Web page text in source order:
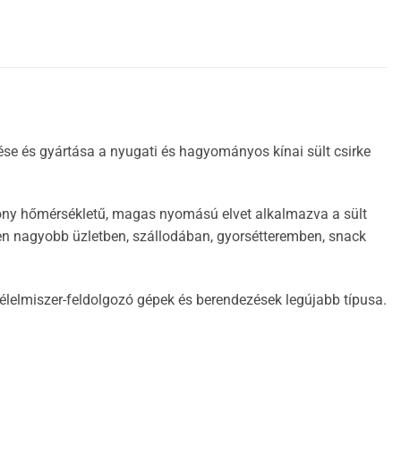
és gyártása a nyugati és hagyományos kínai sült csirke
hőmérsékletű, magas nyomású elvet alkalmazva a sült
nagyobb üzletben, szállodában, gyorsétteremben, snack
feldolgozó gépek és berendezések legújabb típusa.